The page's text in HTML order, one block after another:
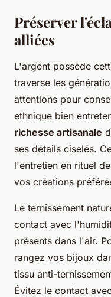
Préserver
alliées
L'argent possède
traverse les
attentions pour
ethnique bien
richesse artisanale
ses détails ciselés.
l'entretien en rituel
vos créations
Le ternissement
contact avec
présents dans l'air.
rangez vos bijoux
tissu anti-
Évitez le contact